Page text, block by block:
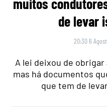
de levar
20:30 6
A lei deixou de obrigar
mas há documentos
que tem de